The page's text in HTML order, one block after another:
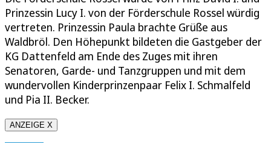
Prinzessin Lucy I. von der Förderschule Rossel würdig
vertreten. Prinzessin Paula brachte Grüße aus
Waldbröl. Den Höhepunkt bildeten die Gastgeber der
KG Dattenfeld am Ende des Zuges mit ihren
Senatoren, Garde- und Tanzgruppen und mit dem
wundervollen Kinderprinzenpaar Felix I. Schmalfeld
und Pia II. Becker.
ANZEIGE X